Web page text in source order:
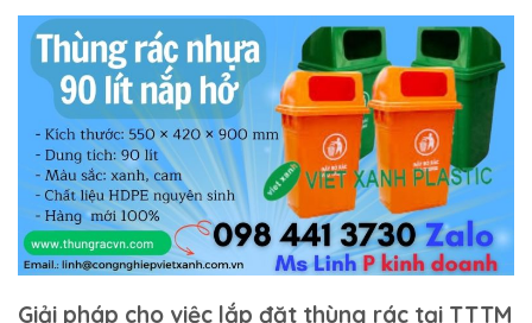
Giải pháp cho việc lắp đặt thùng rác tại TTTM